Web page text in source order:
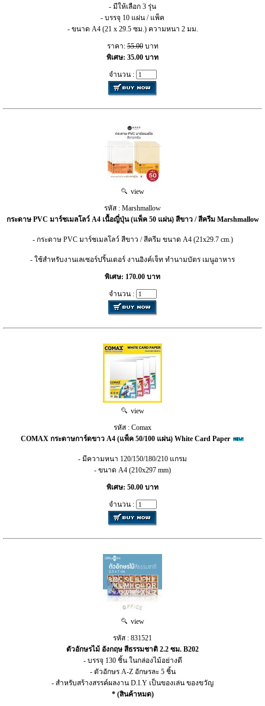
- มีให้เลือก 3 รุ่น
- บรรจุ 10 แผ่น / แพ็ค
- ขนาด A4 (21 x 29.5 ซม.) ความหนา 2 มม.
ราคา:55.00บาท
พิเศษ: 35.00 บาท
จำนวน :
view
รหัส : Marshmallow
กระดาษ PVC มาร์ชเมลโลว์ A4 เนื้อญี่ปุ่น (แพ็ค 50 แผ่น) สีขาว / สีครีม Marshmallow
- กระดาษ PVC มาร์ชเมลโลว์ สีขาว / สีครีม ขนาด A4 (21x29.7 cm.)
- ใช้สำหรับงานเลเซอร์ปริ้นเตอร์ งานอิงค์เจ็ท ทำนามบัตร เมนูอาหาร
พิเศษ: 170.00 บาท
จำนวน :
view
รหัส : Comax
COMAX กระดาษการ์ดขาว A4 (แพ็ค 50/100 แผ่น) White Card Paper
- มีความหนา 120/150/180/210 แกรม
- ขนาด A4 (210x297 mm)
พิเศษ: 50.00 บาท
จำนวน :
view
รหัส : 831521
ตัวอักษรไม้ อังกฤษ สีธรรมชาติ 2.2 ซม. B202
- บรรจุ 130 ชิ้น ในกล่องไม้อย่างดี
- ตัวอักษร A-Z อักษรละ 5 ชิ้น
- สำหรับสร้างสรรค์ผลงาน D.I.Y เป็นของเล่น ของขวัญ
* (สินค้าหมด)